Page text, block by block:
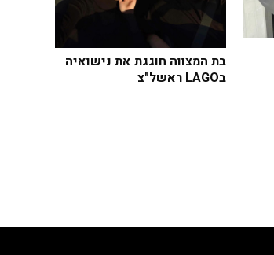
בת המצווה חוגגת את נישואיה
בLAGO ראשל"צ